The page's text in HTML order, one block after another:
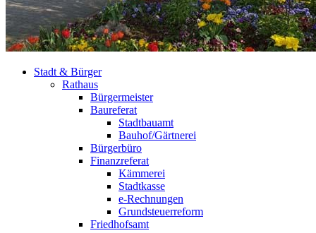
Stadt & Bürger
Rathaus
Bürgermeister
Baureferat
Stadtbauamt
Bauhof/Gärtnerei
Bürgerbüro
Finanzreferat
Kämmerei
Stadtkasse
e-Rechnungen
Grundsteuerreform
Friedhofsamt